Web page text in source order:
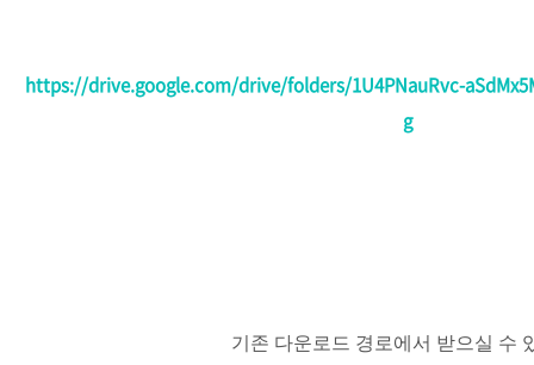
https://drive.google.com/drive/folders/1U4PNauRvc-
g
기존 다운로드 경로에서 받으실 수